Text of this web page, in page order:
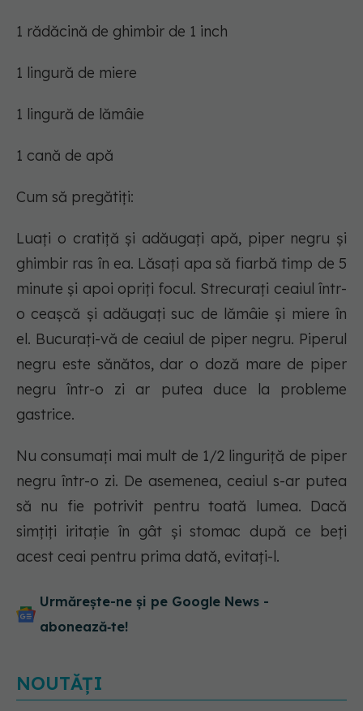
1 rădăcină de ghimbir de 1 inch
1 lingură de miere
1 lingură de lămâie
1 cană de apă
Cum să pregătiți:
Luați o cratiță și adăugați apă, piper negru și
ghimbir ras în ea. Lăsați apa să fiarbă timp de 5
minute și apoi opriți focul. Strecurați ceaiul într-
o ceașcă și adăugați suc de lămâie și miere în
el. Bucurați-vă de ceaiul de piper negru. Piperul
negru este sănătos, dar o doză mare de piper
negru într-o zi ar putea duce la probleme
gastrice.
Nu consumați mai mult de 1/2 linguriță de piper
negru într-o zi. De asemenea, ceaiul s-ar putea
să nu fie potrivit pentru toată lumea. Dacă
simțiți iritație în gât și stomac după ce beți
acest ceai pentru prima dată, evitați-l.
Urmărește-ne și pe Google News -
abonează‑te!
NOUTĂȚI